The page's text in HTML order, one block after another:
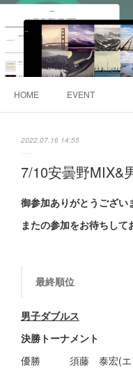
HOME EVENT
2022.07.16 14:55
7/10安曇野
御参加ありがとうござい
またの参加をお待ちして
最終順位
男子ダブルス
決勝トーナメント
優勝 須藤 泰宏(エフ